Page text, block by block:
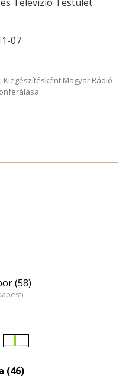
07
Kiegészítésként Magyar Rádió
(58)
eloszlás
(46)